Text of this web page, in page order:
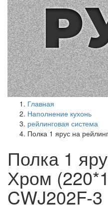
Главная
Наполнение кухонь
рейлинговая система
Полка 1 ярус на
Полка 1
Хром
CWJ202F-3